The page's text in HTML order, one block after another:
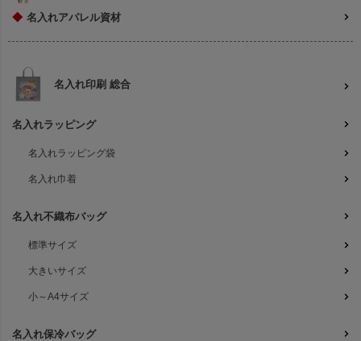
◆ 名入れアパレル資材
名入れ印刷 総合
名入れラッピング
名入れラッピング袋
名入れ巾着
名入れ不織布バッグ
標準サイズ
大きいサイズ
小～A4サイズ
名入れ保冷バッグ